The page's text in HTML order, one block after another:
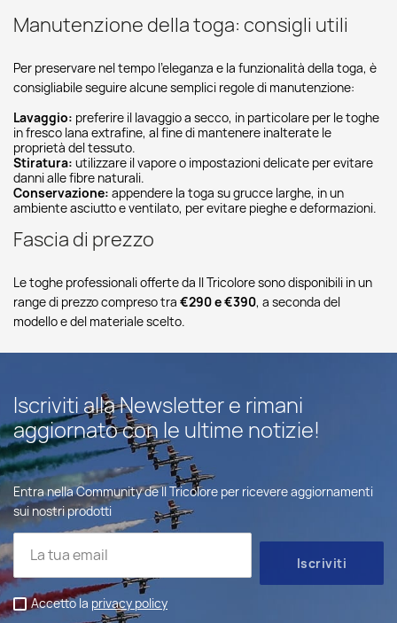
Manutenzione della toga: consigli utili
Per preservare nel tempo l’eleganza e la funzionalità della toga, è
consigliabile seguire alcune semplici regole di manutenzione:
Lavaggio: preferire il lavaggio a secco, in particolare per le toghe
in fresco lana extrafine, al fine di mantenere inalterate le
proprietà del tessuto.
Stiratura: utilizzare il vapore o impostazioni delicate per evitare
danni alle fibre naturali.
Conservazione: appendere la toga su grucce larghe, in un
ambiente asciutto e ventilato, per evitare pieghe e deformazioni.
Fascia di prezzo
Le toghe professionali offerte da Il Tricolore sono disponibili in un
range di prezzo compreso tra €290 e €390, a seconda del
modello e del materiale scelto.
Iscriviti alla Newsletter e rimani
aggiornato con le ultime notizie!
Entra nella Community de Il Tricolore per ricevere aggiornamenti
sui nostri prodotti
Accetto la privacy policy